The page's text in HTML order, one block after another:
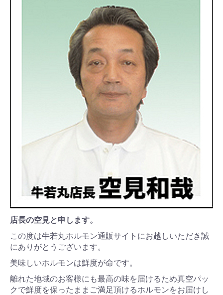
店長の空見と申します。
この度は牛若丸ホルモン通販サイトにお越しいただき誠
にありがとうございます。
美味しいホルモンは鮮度が命です。
離れた地域のお客様にも最高の味を届けるため真空パッ
クで鮮度を保ったままご満足頂けるホルモンをお届けし